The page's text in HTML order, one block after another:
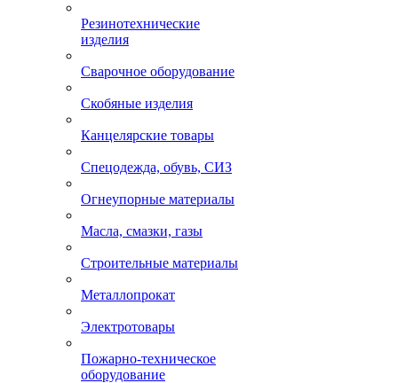
Резинотехнические
изделия
Сварочное оборудование
Скобяные изделия
Канцелярские товары
Спецодежда, обувь, СИЗ
Огнеупорные материалы
Масла, смазки, газы
Строительные материалы
Металлопрокат
Электротовары
Пожарно-техническое
оборудование